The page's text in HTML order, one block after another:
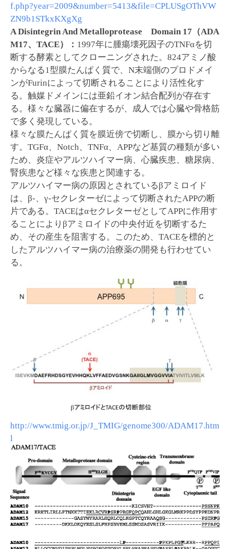
f.php?year=2009&number=5413&file=CPLUSgOThVW
ZN9b1STkxKXgXg
A Disintegrin And Metalloprotease Domain 17（ADA
M17、TACE）： 1997年に腫瘍壊死因子のTNFαを切
断する酵素としてクローニングされた。824アミノ酸
からなる1型膜たんぱく質で、N末端側のプロドメイ
ンがFurinによって切断されることにより活性化す
る。触媒ドメインには亜鉛イオン結合配列が存在す
る。様々な臓器に偏在するが、成人では心臓や骨格筋
で多く発現している。
様々な膜たんぱく質を膜近傍で切断し、膜から切り離
す。TGFα、Notch、TNFα、APPなど基質の種類が多い
ため、炎症やアルツハイマー病、心臓疾患、糖尿病、
腎疾患など様々な疾患と関連する。
アルツハイマー病の原因とされているβアミロイド
は、β-、γ-セクレターゼによって切断されたAPPの断
片である。TACEはαセクレターゼとしてAPPに作用す
ることによりβアミロイドの中央付近を切断するた
め、その産生を阻害する。このため、TACEを標的と
したアルツハイマー病の治療薬の開発も行わせてい
る。
http://www.tmig.or.jp/J_TMIG/genome300/ADAM17.htm
l